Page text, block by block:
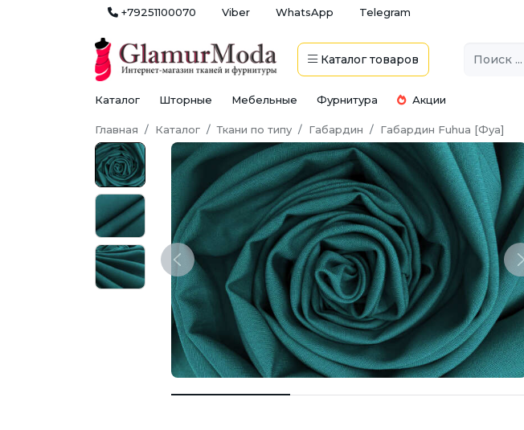
+79251100070 Viber WhatsApp Telegram
Каталог товаров
Каталог Шторные Мебельные Фурнитура Акции
Главная Каталог Ткани по типу Габардин Габардин Fuhua [Фуа]
Previous